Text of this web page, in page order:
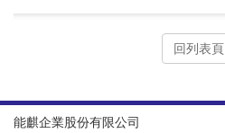
回列表頁
能麒企業股份有限公司